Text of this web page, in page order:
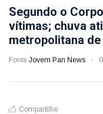
Segundo o
vítimas; chuva
metropolitana
Fonte Jovem Pan News
Compartilhe